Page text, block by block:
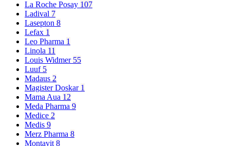
La Roche Posay 107
Ladival 7
Lasepton 8
Lefax 1
Leo Pharma 1
Linola 11
Louis Widmer 55
Luuf 5
Madaus 2
Magister Doskar 1
Mama Aua 12
Meda Pharma 9
Medice 2
Medis 9
Merz Pharma 8
Montavit 8